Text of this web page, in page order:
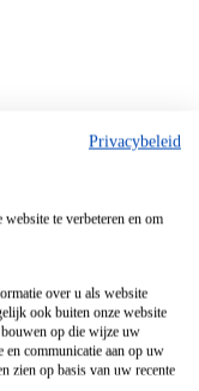
Privacybeleid
te verbeteren en om
over u als website
ook buiten onze website
op die wijze uw
communicatie aan op uw
zien op basis van uw recente